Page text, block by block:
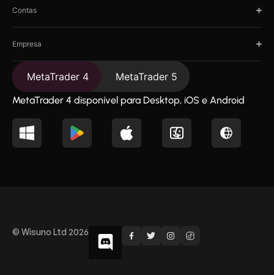
Contas
Empresa
MetaTrader 4 MetaTrader 5
MetaTrader 4 disponível para Desktop, iOS e Android
© Wisuno Ltd 2026